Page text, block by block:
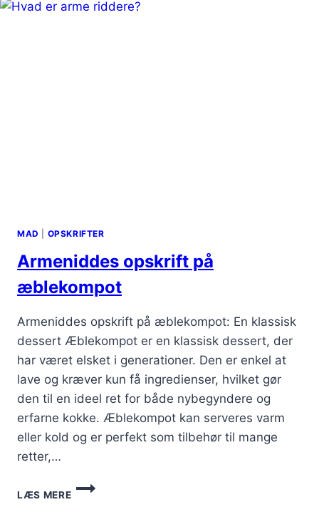
PÅ
MAD OPSKRIFTER
Armeniddes opskrift på
æblekompot
Armeniddes opskrift på æblekompot: En klassisk
dessert Æblekompot er en klassisk dessert, der
har været elsket i generationer. Den er enkel at
lave og kræver kun få ingredienser, hvilket gør
den til en ideel ret for både nybegyndere og
erfarne kokke. Æblekompot kan serveres varm
eller kold og er perfekt som tilbehør til mange
retter,…
LÆS MERE
ARMENIDDES
OPSKRIFT